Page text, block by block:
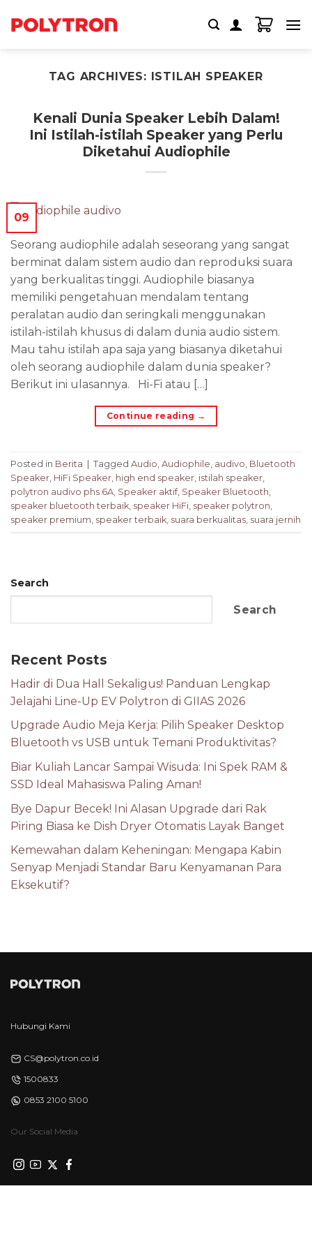
TAG ARCHIVES: ISTILAH SPEAKER
Kenali Dunia Speaker Lebih Dalam!
Ini Istilah-istilah Speaker yang Perlu
Diketahui Audiophile
09
Seorang audiophile adalah seseorang yang sangat
berminat dalam sistem audio dan reproduksi suara
yang berkualitas tinggi. Audiophile biasanya
memiliki pengetahuan mendalam tentang
peralatan audio dan seringkali menggunakan
istilah-istilah khusus di dalam dunia audio sistem.
Mau tahu istilah apa saja yang biasanya diketahui
oleh seorang audiophile dalam dunia speaker?
Berikut ini ulasannya. Hi-Fi atau […]
Continue reading →
Posted in Berita | Tagged Audio Audiophile audivo Bluetooth
Speaker HiFi Speaker high end speaker istilah speaker
polytron audivo phs 6A Speaker aktif, Speaker Bluetooth
speaker bluetooth terbaik speaker HiFi speaker polytron
speaker premium speaker terbaik suara berkualitas suara jernih
Search
Search
Recent Posts
Hadir di Dua Hall Sekaligus! Panduan Lengkap
Jelajahi Line-Up EV Polytron di GIIAS 2026
Upgrade Audio Meja Kerja: Pilih Speaker Desktop
Bluetooth vs USB untuk Temani Produktivitas?
Biar Kuliah Lancar Sampai Wisuda: Ini Spek RAM &
SSD Ideal Mahasiswa Paling Aman!
Bye Dapur Becek! Ini Alasan Upgrade dari Rak
Piring Biasa ke Dish Dryer Otomatis Layak Banget
Kemewahan dalam Keheningan: Mengapa Kabin
Senyap Menjadi Standar Baru Kenyamanan Para
Eksekutif?
Hubungi Kami
CS@polytron.co.id
1500833
0853 2100 5100
Our Social Media